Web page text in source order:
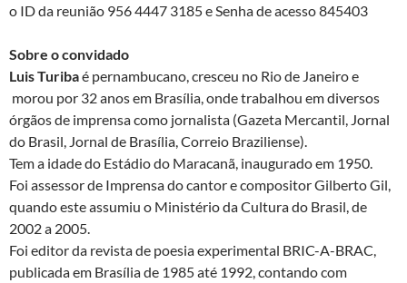
o ID da reunião 956 4447 3185 e Senha de acesso 845403
Sobre o convidado
Luis Turibaé pernambucano, cresceu no Rio de Janeiro e
morou por 32 anos em Brasília, onde trabalhou em diversos
órgãos de imprensa como jornalista (Gazeta Mercantil, Jornal
do Brasil, Jornal de Brasília, Correio Braziliense).
Tem a idade do Estádio do Maracanã, inaugurado em 1950.
Foi assessor de Imprensa do cantor e compositor Gilberto Gil,
quando este assumiu o Ministério da Cultura do Brasil, de
2002 a 2005.
Foi editor da revista de poesia experimental BRIC-A-BRAC,
publicada em Brasília de 1985 até 1992, contando com